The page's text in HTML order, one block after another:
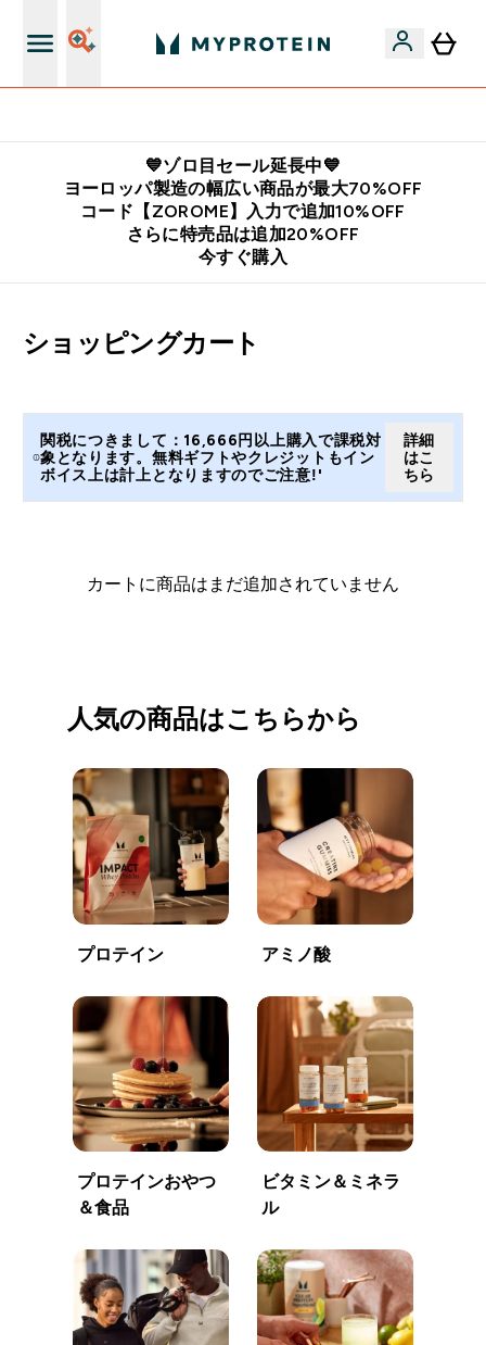
💙ゾロ目セール延長中💙
ヨーロッパ製造の幅広い商品が最大70%OFF
コード【ZOROME】入力で追加10%OFF
さらに特売品は追加20%OFF
今すぐ購入
ショッピングカート
関税につきまして：16,666円以上購入で課税対
象となります。無料ギフトやクレジットもイン
ボイス上は計上となりますのでご注意!'
詳細
はこ
ちら
カートに商品はまだ追加されていません
人気の商品はこちらから
プロテイン アミノ酸
プロテインおやつ
＆食品
ビタミン＆ミネラ
ル